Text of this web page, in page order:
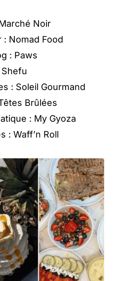
Noir
: Nomad Food
: Paws
: Soleil Gourmand
Brûlées
: My Gyoza
: Waff’n Roll